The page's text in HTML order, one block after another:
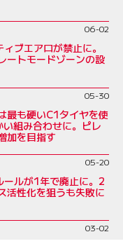
06-02
ブエアロが禁止に。
ートモードゾーンの設
05-30
最も硬いC1タイヤを使
組み合わせに。ピレ
加を目指す
05-20
ールが1年で廃止に。2
活性化を狙うも失敗に
03-02